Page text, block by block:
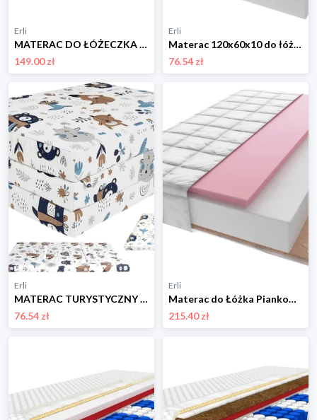
Erli
MATERAC DO ŁÓŻECZKA KOKOS PIANKA KOKOS 120x60 KPK
149.00 zł
Erli
Materac 120x60x10 do łóżeczka Piankowy H3 Oeko-Tex zdejmowany pokrowiec
76.54 zł
Erli
MATERAC TURYSTYCZNY 120x60 składany PUFA TORBA dla dziecka do ŁÓŻECZKA 135
76.54 zł
Erli
Materac do Łóżka Piankowy Strefowy Kokos 160 x 80 x 11 cm
215.40 zł